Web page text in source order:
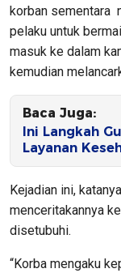
korban sementara
pelaku untuk
masuk ke dalam
kemudian
Baca Juga:
Ini Langkah
Layanan
Kejadian ini,
menceritakannya
disetubuhi.
“Korba mengaku